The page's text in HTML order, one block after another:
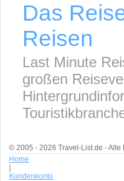
Das
Reisen
Last Minute
großen
© 2005 - 2026 Travel-List.de - Alle
Home
Kundenkonto